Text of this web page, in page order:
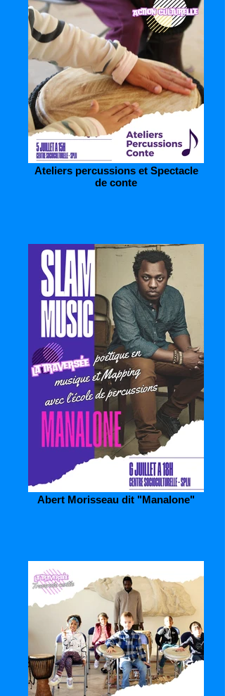
Ateliers percussions et Spectacle
de conte
Abert Morisseau dit "Manalone"